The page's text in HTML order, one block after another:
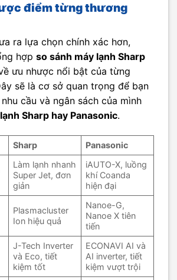
điểm từng thương
ra lựa chọn chính xác hơn,
hợp so sánh máy lạnh Sharp
ưu nhược nổi bật của từng
sẽ là cơ sở quan trọng để bạn
cầu và ngân sách của mình
Sharp hay Panasonic.
Sharp Panasonic
Làm lạnh nhanh
Super Jet, đơn
giản
iAUTO-X, luồng
khí Coanda
hiện đại
Plasmacluster
Ion hiệu quả
Nanoe-G,
Nanoe X tiên
tiến
J-Tech Inverter
và Eco, tiết
kiệm tốt
ECONAVI AI và
AI inverter, tiết
kiệm vượt trội